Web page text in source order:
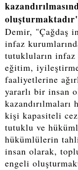
Demir, "Çağdaş
infaz
tutukluların infaz
eğitim,
faaliyetlerine
yararlı bir insan
kişi kapasiteli
tutuklu ve
hükümlülerin
insan olarak,
engeli